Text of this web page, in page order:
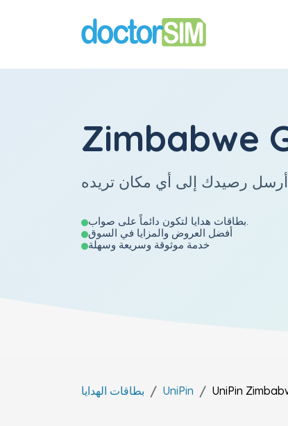
Zimbabwe
أرسل رصيدك إلى أي مكان تريده
بطاقات هدايا لتكون دائماً على صواب.
أفضل العروض والمزايا في السوق
خدمة موثوقة وسريعة وسهلة
بطاقات الهدايا UniPin UniPin